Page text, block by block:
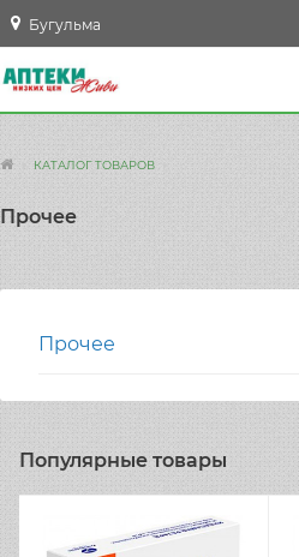
Бугульма
КАТАЛОГ ТОВАРОВ
Прочее
Прочее
Популярные товары